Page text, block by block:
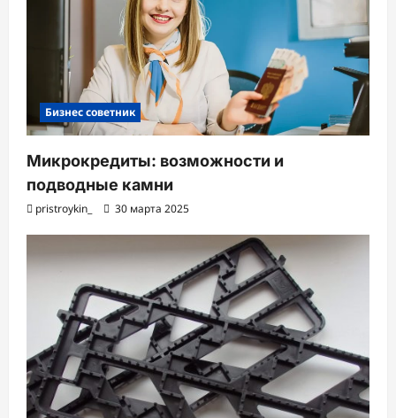
Бизнес советник
Микрокредиты: возможности и
подводные камни
pristroykin_ 30 марта 2025